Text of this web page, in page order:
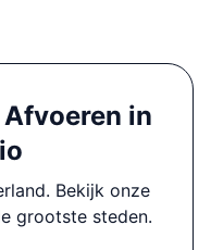
in
Bekijk onze
grootste steden.